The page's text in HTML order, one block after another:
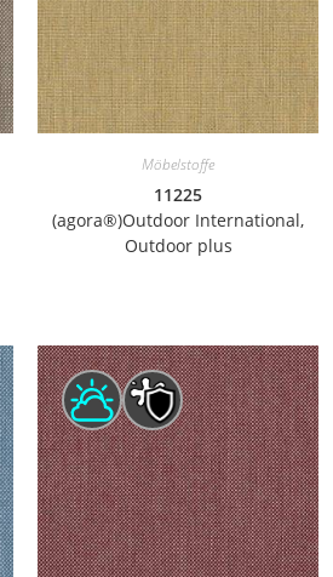
Möbelstoffe
11225
(agora®)Outdoor International,
Outdoor plus